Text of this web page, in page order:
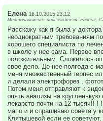
- Анализы на гепатит;
- Гистологические
- Иммунологические
- Спермограмма;
- Онкомаркеры;
- ПЦР;
- Цитологические
- и многое другое.
В ГИД Клинике работает
позволяют решить
Приходите к нам! Мы Вам
Елена 16.10.2015 23:12
Местоположение пользователя: Россия,
Расскажу как я была у
неоднократным требованиям
хорошего специалиста по
в школе у нее сама. Первое
положительным. Сложилось
свое дело. До нее полгода с
меня множественный герпес
и делали электрофорез ,
Потом меня отправляют к
опять анализы на
лекарств почти на 12 тысяч!!
мапо и и спрашиваю совета у
Клятышевой если ее